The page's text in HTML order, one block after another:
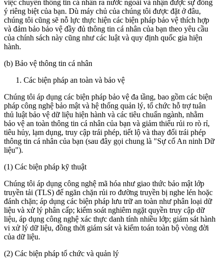
việc chuyển thông tin cá nhân ra nước ngoài và nhận được sự đồng
ý riêng biệt của bạn. Dù máy chủ của chúng tôi được đặt ở đâu,
chúng tôi cũng sẽ nỗ lực thực hiện các biện pháp bảo vệ thích hợp
và đảm bảo bảo vệ đầy đủ thông tin cá nhân của bạn theo yêu cầu
của chính sách này cũng như các luật và quy định quốc gia hiện
hành.
(b) Bảo vệ thông tin cá nhân
Các biện pháp an toàn và bảo vệ
Chúng tôi áp dụng các biện pháp bảo vệ đa tầng, bao gồm các biện
pháp công nghệ bảo mật và hệ thống quản lý, tổ chức hỗ trợ tuân
thủ luật bảo vệ dữ liệu hiện hành và các tiêu chuẩn ngành, nhằm
bảo vệ an toàn thông tin cá nhân của bạn và giảm thiểu rủi ro rò rỉ,
tiêu hủy, lạm dụng, truy cập trái phép, tiết lộ và thay đổi trái phép
thông tin cá nhân của bạn (sau đây gọi chung là "Sự cố An ninh Dữ
liệu").
(1) Các biện pháp kỹ thuật
Chúng tôi áp dụng công nghệ mã hóa như giao thức bảo mật lớp
truyền tải (TLS) để ngăn chặn rủi ro đường truyền bị nghe lén hoặc
đánh chặn; áp dụng các biện pháp lưu trữ an toàn như phân loại dữ
liệu và xử lý phân cấp; kiểm soát nghiêm ngặt quyền truy cập dữ
liệu, áp dụng công nghệ xác thực danh tính nhiều lớp; giám sát hành
vi xử lý dữ liệu, đồng thời giám sát và kiểm toán toàn bộ vòng đời
của dữ liệu.
(2) Các biện pháp tổ chức và quản lý